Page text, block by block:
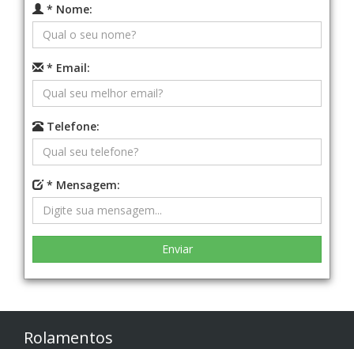
* Nome:
* Email:
Telefone:
* Mensagem:
Rolamentos